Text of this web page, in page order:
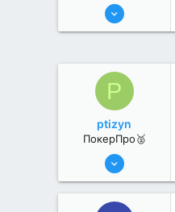
6 Июн 2022
P
ptizyn
ПокерПро🥈
6 Июн 2022
0